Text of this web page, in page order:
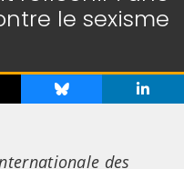
le sexisme
des